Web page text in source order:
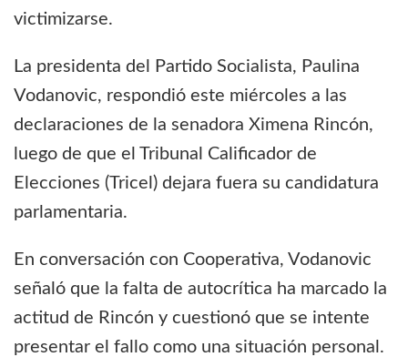
victimizarse.
La presidenta del Partido Socialista, Paulina
Vodanovic, respondió este miércoles a las
declaraciones de la senadora Ximena Rincón,
luego de que el Tribunal Calificador de
Elecciones (Tricel) dejara fuera su candidatura
parlamentaria.
En conversación con Cooperativa, Vodanovic
señaló que la falta de autocrítica ha marcado la
actitud de Rincón y cuestionó que se intente
presentar el fallo como una situación personal.